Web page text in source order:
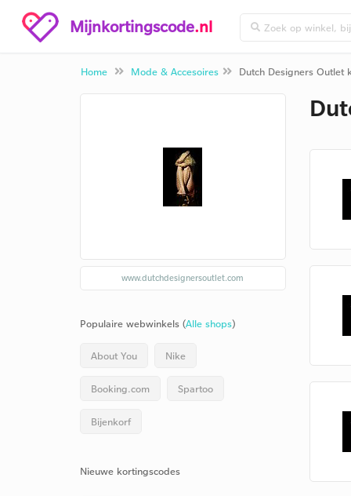
Mijnkortingscode.nl
Home Mode & Accesoires Dutch Designers Outlet
www.dutchdesignersoutlet.com
Populaire webwinkels (Alle shops)
About You Nike
Booking.com Spartoo
Bijenkorf
Nieuwe kortingscodes